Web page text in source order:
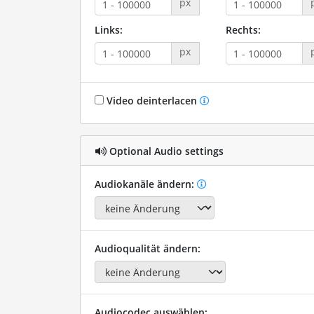
px
Links:
px
Rechts:
Video deinterlacen
Optional Audio settings
Audiokanäle ändern:
Audioqualität ändern: